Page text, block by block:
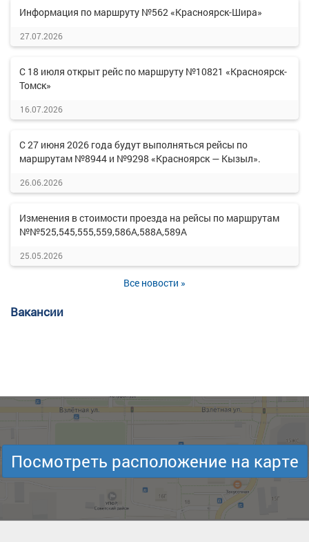
Информация по маршруту №562 «Красноярск-Шира»
27.07.2026
С 18 июля открыт рейс по маршруту №10821 «Красноярск-
Томск»
16.07.2026
С 27 июня 2026 года будут выполняться рейсы по
маршрутам №8944 и №9298 «Красноярск — Кызыл».
26.06.2026
Изменения в стоимости проезда на рейсы по маршрутам
№№525,545,555,559,586А,588А,589А
25.05.2026
Все новости »
Вакансии
Посмотреть расположение на карте